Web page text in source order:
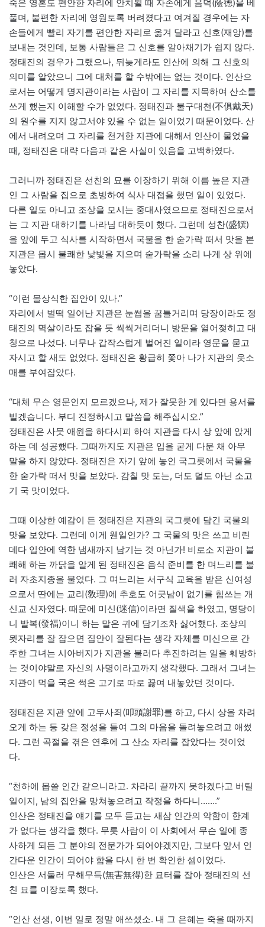
죽은 영혼도 편안한 자리에 안치될 때 자손에게 음덕(蔭德)을 베
풀며, 불편한 자리에 영원토록 버려졌다고 여겨질 경우에는 자
손들에게 빨리 자기를 편안한 자리로 옮겨 달라고 신호(재앙)를
보내는 것인데, 보통 사람들은 그 신호를 알아채기가 쉽지 않다.
정태진의 경우가 그랬으나, 뒤늦게라도 인산에 의해 그 신호의
의미를 알았으니 그에 대처를 할 수밖에는 없는 것이다. 인산으
로서는 어떻게 명지관이라는 사람이 그 자리를 지목하여 산소를
쓰게 했는지 이해할 수가 없었다. 정태진과 불구대천(不俱戴天)
의 원수를 지지 않고서야 있을 수 없는 일이었기 때문이었다. 산
에서 내려오며 그 자리를 천거한 지관에 대해서 인산이 물었을
때, 정태진은 대략 다음과 같은 사실이 있음을 고백하였다.
그러니까 정태진은 선친의 묘를 이장하기 위해 이름 높은 지관
인 그 사람을 집으로 초빙하여 식사 대접을 했던 일이 있었다.
다른 일도 아니고 조상을 모시는 중대사였으므로 정태진으로서
는 그 지관 대하기를 나라님 대하듯이 했다. 그런데 성찬(盛饌)
을 앞에 두고 식사를 시작하면서 국물을 한 숟가락 떠서 맛을 본
지관은 몹시 불쾌한 낯빛을 지으며 숟가락을 소리 나게 상 위에
놓았다.
“이런 몰상식한 집안이 있나.”
자리에서 벌떡 일어난 지관은 눈썹을 꿈틀거리며 당장이라도 정
태진의 멱살이라도 잡을 듯 씩씩거리더니 방문을 열어젖히고 대
청으로 나섰다. 너무나 갑작스럽게 벌어진 일이라 영문을 묻고
자시고 할 새도 없었다. 정태진은 황급히 쫓아 나가 지관의 옷소
매를 부여잡았다.
“대체 무슨 영문인지 모르겠으나, 제가 잘못한 게 있다면 용서를
빌겠습니다. 부디 진정하시고 말씀을 해주십시오.”
정태진은 사뭇 애원을 하다시피 하여 지관을 다시 상 앞에 앉게
하는 데 성공했다. 그때까지도 지관은 입을 굳게 다문 채 아무
말을 하지 않았다. 정태진은 자기 앞에 놓인 국그릇에서 국물을
한 숟가락 떠서 맛을 보았다. 감칠 맛 도는, 더도 덜도 아닌 소고
기 국 맛이었다.
그때 이상한 예감이 든 정태진은 지관의 국그릇에 담긴 국물의
맛을 보았다. 그런데 이게 웬일인가? 그 국물의 맛은 쓰고 비린
데다 입안에 역한 냄새까지 남기는 것 아닌가! 비로소 지관이 불
쾌해 하는 까닭을 알게 된 정태진은 음식 준비를 한 며느리를 불
러 자초지종을 물었다. 그 며느리는 서구식 교육을 받은 신여성
으로서 딴에는 교리(敎理)에 추호도 어긋남이 없기를 힘쓰는 개
신교 신자였다. 때문에 미신(迷信)이라면 질색을 하였고, 명당이
니 발복(發福)이니 하는 말은 귀에 담기조차 싫어했다. 조상의
묏자리를 잘 잡으면 집안이 잘된다는 생각 자체를 미신으로 간
주한 그녀는 시아버지가 지관을 불러다 추진하려는 일을 훼방하
는 것이야말로 자신의 사명이라고까지 생각했다. 그래서 그녀는
지관이 먹을 국은 썩은 고기로 따로 끓여 내놓았던 것이다.
정태진은 지관 앞에 고두사죄(叩頭謝罪)를 하고, 다시 상을 차려
오게 하는 등 갖은 정성을 들여 그의 마음을 돌려놓으려고 애썼
다. 그런 곡절을 겪은 연후에 그 산소 자리를 잡았다는 것이었
다.
“천하에 몹쓸 인간 같으니라고. 차라리 끝까지 못하겠다고 버틸
일이지, 남의 집안을 망쳐놓으려고 작정을 하다니…….”
인산은 정태진을 얘기를 모두 듣고는 새삼 인간의 악함이 한계
가 없다는 생각을 했다. 무릇 사람이 이 사회에서 무슨 일에 종
사하게 되든 그 분야의 전문가가 되어야겠지만, 그보다 앞서 인
간다운 인간이 되어야 함을 다시 한 번 확인한 셈이었다.
인산은 서둘러 무해무득(無害無得)한 묘터를 잡아 정태진의 선
친 묘를 이장토록 했다.
“인산 선생, 이번 일로 정말 애쓰셨소. 내 그 은혜는 죽을 때까지